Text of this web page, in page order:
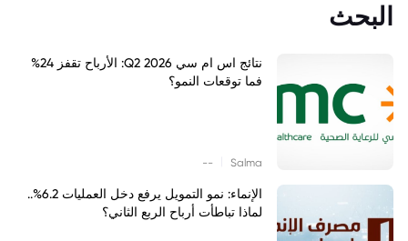
البحث
نتائج اس ام سي Q2 2026: الأرباح تقفز 24%
فما توقعات النمو؟
Salma
--
الإنماء: نمو التمويل يرفع دخل العمليات 6.2%..
لماذا تباطأت أرباح الربع الثاني؟